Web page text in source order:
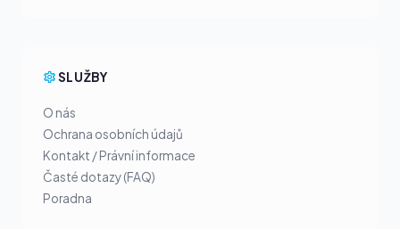
SLUŽBY
O nás
Ochrana osobních údajů
Kontakt / Právní informace
Časté dotazy (FAQ)
Poradna